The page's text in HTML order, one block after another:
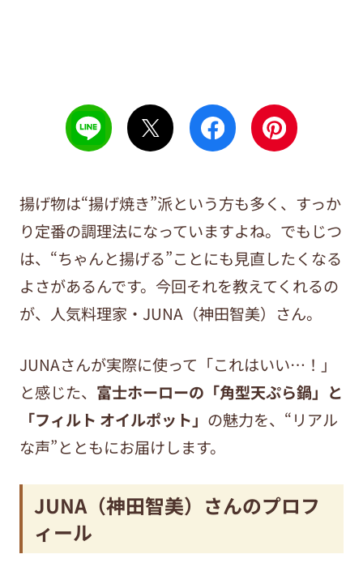
揚げ物は“揚げ焼き”派という方も多く、すっか
り定番の調理法になっていますよね。でもじつ
は、“ちゃんと揚げる”ことにも見直したくなる
よさがあるんです。今回それを教えてくれるの
が、人気料理家・JUNA（神田智美）さん。
JUNAさんが実際に使って「これはいい…！」
と感じた、 富士ホーローの「角型天ぷら鍋」と
「フィルト オイルポット」 の魅力を、“リアル
な声”とともにお届けします。
JUNA（神田智美）さんのプロフ
ィール